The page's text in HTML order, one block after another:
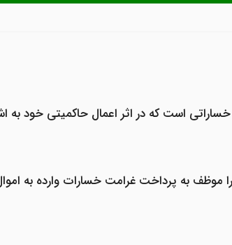
است که در اثر اعمال حاکمیتی خود به
به پرداخت غرامت خسارات وارده به